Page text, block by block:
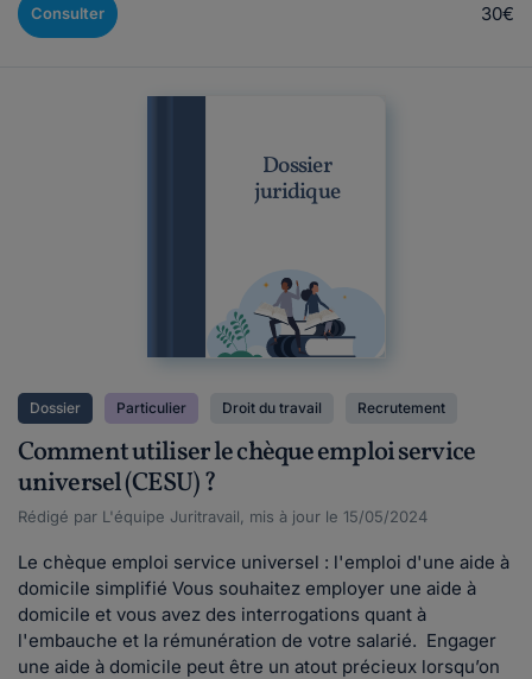
Consulter 30€
Dossier
juridique
Dossier Particulier Droit du travail Recrutement
Comment utiliser le chèque emploi service
universel (CESU) ?
Rédigé par L'équipe Juritravail, mis à jour le 15/05/2024
Le chèque emploi service universel : l'emploi d'une aide à
domicile simplifié Vous souhaitez employer une aide à
domicile et vous avez des interrogations quant à
l'embauche et la rémunération de votre salarié. Engager
une aide à domicile peut être un atout précieux lorsqu’on